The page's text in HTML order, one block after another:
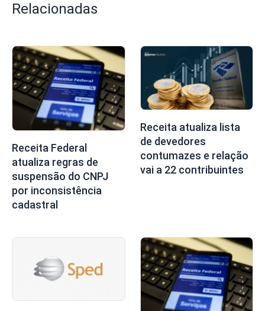
Relacionadas
Receita Federal
atualiza regras de
suspensão do CNPJ
por inconsistência
cadastral
Receita atualiza lista
de devedores
contumazes e relação
vai a 22 contribuintes